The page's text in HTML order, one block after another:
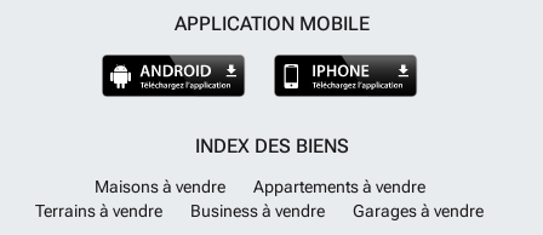
APPLICATION MOBILE
INDEX DES BIENS
Maisons à vendre
Appartements à vendre
Terrains à vendre
Business à vendre Garages à vendre